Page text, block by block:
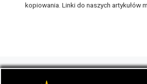
kopiowania. Linki do naszych artykułów